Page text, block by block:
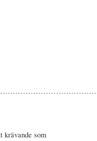
krävande som